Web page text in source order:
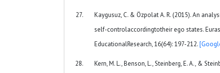
Kaygusuz, C. & Özpolat A. R. (2015). An
self-controlaccordingtotheir ego states.
EducationalResearch, 16(64): 197-212.
Kern, M. L., Benson, L., Steinberg, E. A., &